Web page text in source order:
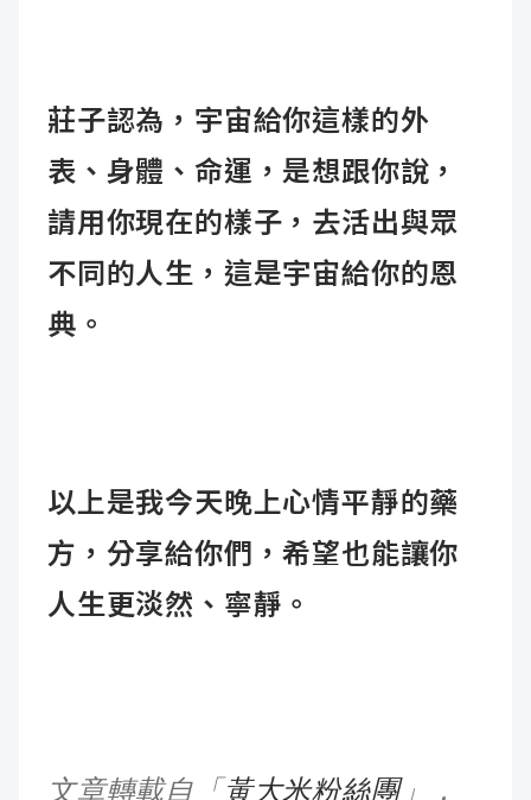
莊子認為，宇宙給你這樣的外
表、身體、命運，是想跟你說，
請用你現在的樣子，去活出與眾
不同的人生，這是宇宙給你的恩
典。
以上是我今天晚上心情平靜的藥
方，分享給你們，希望也能讓你
人生更淡然、寧靜。
文章轉載自「黃大米粉絲團」，